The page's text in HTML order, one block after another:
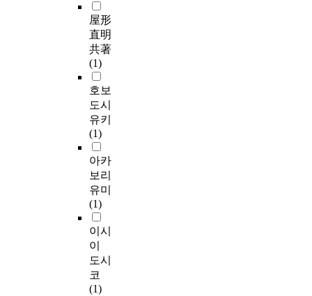
屋形
直明
共著
(1)
호보
도시
유키
(1)
아카
보리
유미
(1)
이시
이
도시
코
(1)